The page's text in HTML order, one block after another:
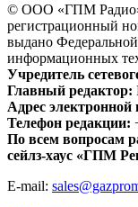
© ООО «ГПМ Радио»,
регистрационный
выдано
информационных
Учредитель
Главный редактор:
Адрес
Телефон редакции:
По всем вопросам
сейлз-хаус «ГПМ
E-mail: